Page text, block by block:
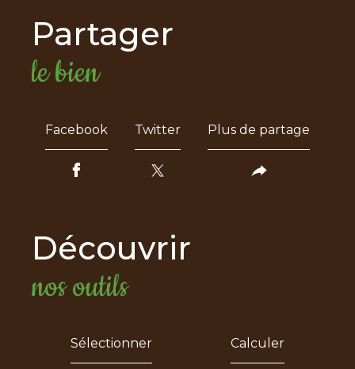
partager
le bien
Facebook Twitter Plus de partage
découvrir
nos outils
Sélectionner Calculer